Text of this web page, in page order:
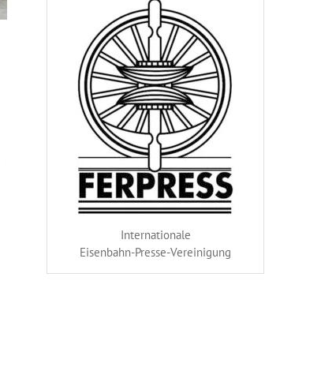
Internationale
Eisenbahn-Presse-Vereinigung